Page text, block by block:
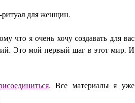
для женщин.
что я очень хочу создавать для вас
Это мой первый шаг в этот мир. И
. Все материалы я уже